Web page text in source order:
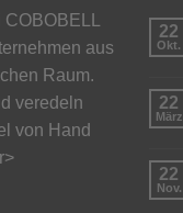
aus
Raum.
veredeln
von Hand
22
Okt.
22
März
22
Nov.